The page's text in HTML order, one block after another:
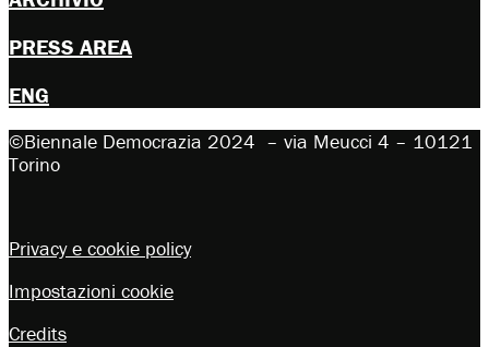
PRESS AREA
ENG
©Biennale Democrazia 2024 – via Meucci 4 – 10121
Torino
Privacy e cookie policy
Impostazioni cookie
Credits